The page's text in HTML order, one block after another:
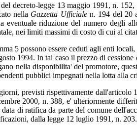
decreto-legge 13 maggio 1991, n.
nella Gazzetta Ufficialen. 194 del 20
riduzione del numero degli
nei limiti massimi di costo di cui al
5 possono essere ceduti agli enti
1994. In tal caso il prezzo di
nella disponibilita' del promotore,
pubblici impegnati nella lotta alla
previsti rispettivamente
2000, n. 388, e' ulteriormente
di ratifica da parte del comune
dalla legge 12 luglio 1991, n. 203.